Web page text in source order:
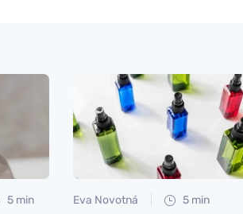
5 min Eva Novotná 5 min